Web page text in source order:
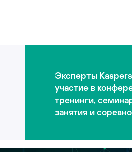
Эксперты
участие в
тренинги,
занятия и